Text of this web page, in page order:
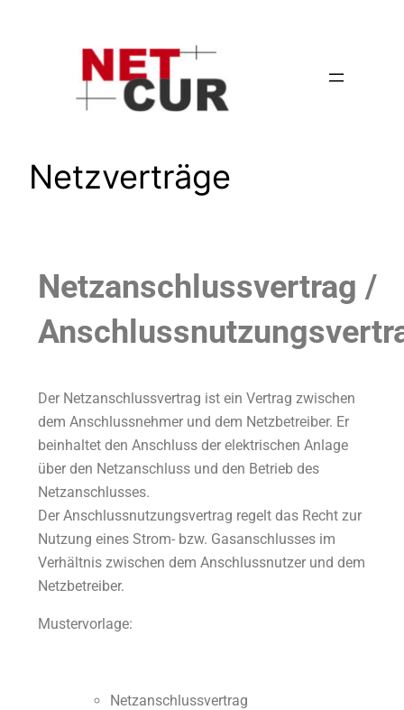
Netzverträge
Netzanschlussvertrag /
Der Netzanschlussvertrag ist ein Vertrag zwischen
dem Anschlussnehmer und dem Netzbetreiber. Er
beinhaltet den Anschluss der elektrischen Anlage
über den Netzanschluss und den Betrieb des
Netzanschlusses.
Der Anschlussnutzungsvertrag regelt das Recht zur
Nutzung eines Strom- bzw. Gasanschlusses im
Verhältnis zwischen dem Anschlussnutzer und dem
Netzbetreiber.
Mustervorlage:
Netzanschlussvertrag